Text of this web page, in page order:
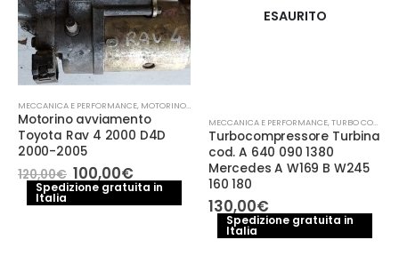
MECCANICA E PERFORMANCE, MOTORINO AVVIAMENTO
Motorino avviamento
Toyota Rav 4 2000 D4D
2000-2005
120,00€ Il
prezzo
originale
100,00€Il
prezzo
attuale
Spedizione gratuita in
Italia
ESAURITO
MECCANICA E PERFORMANCE,TURBO COMPRESSORE- TURBINA
Turbocompressore Turbina
cod. A 640 090 1380
Mercedes A W169 B W245
160 180
130,00€
Spedizione gratuita in
Italia